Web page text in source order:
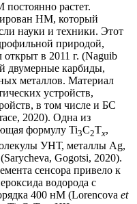
растет.
НМ, который
науки и техники. Этот
природой,
в 2011 г. (Naguib
двумерные карбиды,
металлов. Материал
устройств,
в том числе и БС
2020). Одна из
формулу Ti3C2Tx,
УНТ, металлы Ag,
Gogotsi, 2020).
сенсора привело к
водорода с
400 нМ (Lorencova et